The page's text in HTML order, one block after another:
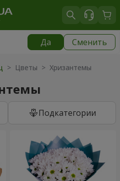
Да Сменить
> Цветы > Хризантемы
Подкатегории